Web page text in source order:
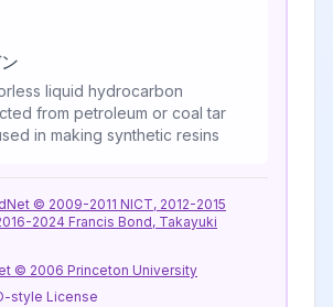
liquid hydrocarbon
from petroleum or coal tar
in making synthetic resins
© 2009-2011 NICT, 2012-2015
2024 Francis Bond, Takayuki
© 2006 Princeton University
style License